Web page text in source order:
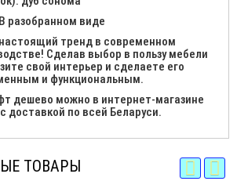
разобранном виде
тренд в современном
Сделав выбор в пользу мебели
свой интерьер и сделаете его
и функциональным.
дешево можно в интернет-магазине
доставкой по всей Беларуси.
ТОВАРЫ